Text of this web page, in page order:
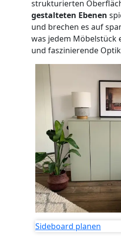
strukturierten
gestalteten Ebenen
und brechen es auf
was jedem Möbelstück
und faszinierende
Sideboard planen